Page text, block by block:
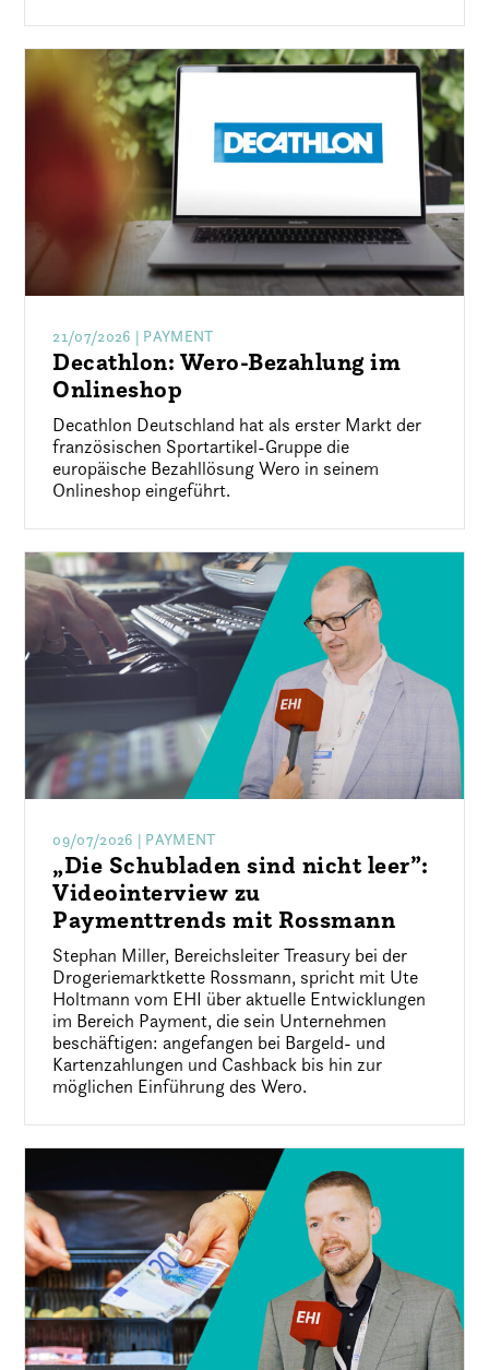
21/07/2026 | PAYMENT
Decathlon: Wero-Bezahlung im
Onlineshop
Decathlon Deutschland hat als erster Markt der
französischen Sportartikel-Gruppe die
europäische Bezahllösung Wero in seinem
Onlineshop eingeführt.
09/07/2026 | PAYMENT
„Die Schubladen sind nicht leer”:
Videointerview zu
Paymenttrends mit Rossmann
Stephan Miller, Bereichsleiter Treasury bei der
Drogeriemarktkette Rossmann, spricht mit Ute
Holtmann vom EHI über aktuelle Entwicklungen
im Bereich Payment, die sein Unternehmen
beschäftigen: angefangen bei Bargeld- und
Kartenzahlungen und Cashback bis hin zur
möglichen Einführung des Wero.